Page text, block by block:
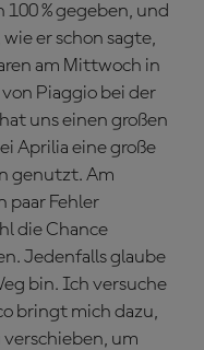
% gegeben, und
er schon sagte,
am Mittwoch in
Piaggio bei der
uns einen großen
Aprilia eine große
genutzt. Am
paar Fehler
die Chance
Jedenfalls glaube
bin. Ich versuche
bringt mich dazu,
um